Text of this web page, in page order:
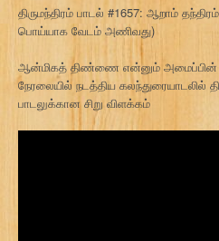
திருமந்திரம் பாடல் #1657: ஆறாம்
பொய்யாக வேடம் அணிவது)
ஆன்மிகத் திண்ணை என்னும் அமைப்பின்
நேரலையில் நடத்திய கலந்துரையாடலில்
பாடலுக்கான சிறு விளக்கம்